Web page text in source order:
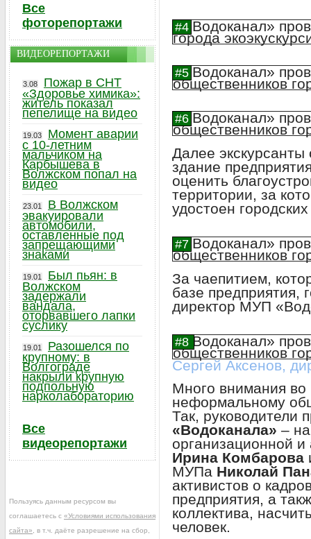
Далее экскурсанты
здание
оценить
территории, за
удостоен
За чаепитием,
базе предприятия,
директор МУП
Сергей Аксенов,
Много внимания во
неформальному
Так, руководители
«Водоканала» –
организационной
Ирина Комбарова
МУПа Николай
активистов о
предприятия, а
коллектива,
человек.
Все
фоторепортажи
ВИДЕОРЕПОРТАЖИ
3.08
Пожар в СНТ
«Здоровье химика»:
житель показал
пепелище на видео
19.03
Момент аварии
с 10-летним
мальчиком на
Карбышева в
Волжском попал на
видео
23.01
В Волжском
эвакуировали
автомобили,
оставленные под
запрещающими
знаками
19.01
Был пьян: в
Волжском
задержали
вандала,
оторвавшего лапки
суслику
19.01
Разошелся по
крупному: в
Волгограде
накрыли крупную
подпольную
нарколабораторию
Все
видеорепортажи
Пользуясь данным ресурсом вы
соглашаетесь с «Условиями использования
сайта» , в т.ч. даёте разрешение на сбор,